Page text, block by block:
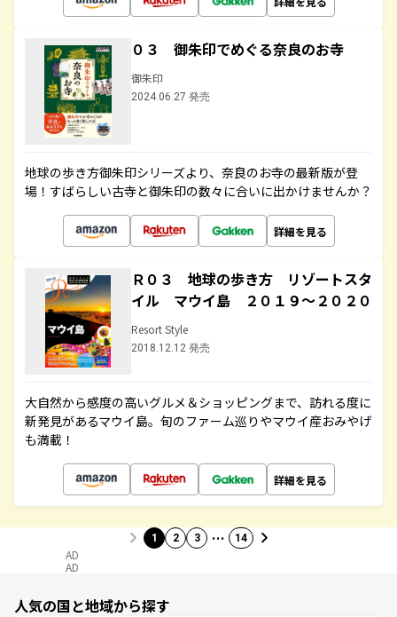
０３ 御朱印でめぐる奈良のお寺
御朱印
2024.06.27 発売
地球の歩き方御朱印シリーズより、奈良のお寺の最新版が登
場！すばらしい古寺と御朱印の数々に合いに出かけませんか？
詳細を見る
Ｒ０３ 地球の歩き方 リゾートスタ
イル マウイ島 ２０１９～２０２０
Resort Style
2018.12.12 発売
大自然から感度の高いグルメ＆ショッピングまで、訪れる度に
新発見があるマウイ島。旬のファーム巡りやマウイ産おみやげ
も満載！
詳細を見る
1 2 3 … 14
AD
AD
人気の国と地域から探す